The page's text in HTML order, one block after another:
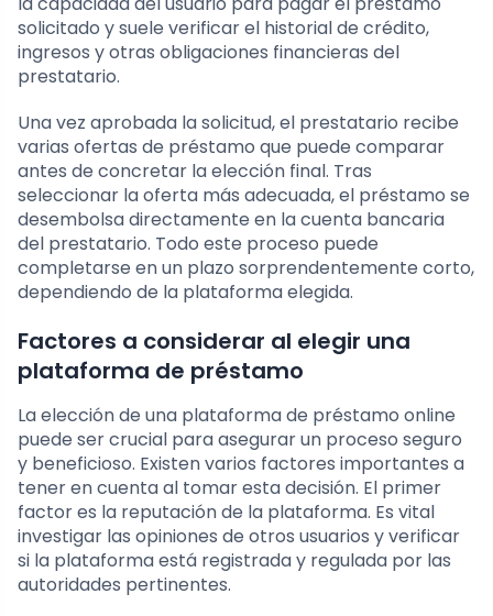
solicitado y suele verificar el historial de crédito,
ingresos y otras obligaciones financieras del
prestatario.
Una vez aprobada la solicitud, el prestatario recibe
varias ofertas de préstamo que puede comparar
antes de concretar la elección final. Tras
seleccionar la oferta más adecuada, el préstamo se
desembolsa directamente en la cuenta bancaria
del prestatario. Todo este proceso puede
completarse en un plazo sorprendentemente corto,
dependiendo de la plataforma elegida.
Factores a considerar al elegir una
plataforma de préstamo
La elección de una plataforma de préstamo online
puede ser crucial para asegurar un proceso seguro
y beneficioso. Existen varios factores importantes a
tener en cuenta al tomar esta decisión. El primer
factor es la reputación de la plataforma. Es vital
investigar las opiniones de otros usuarios y verificar
si la plataforma está registrada y regulada por las
autoridades pertinentes.